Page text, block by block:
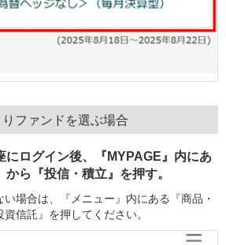
りファンドを選ぶ場合
にログイン後、『MYPAGE』内にあ
ら『投信・積立』を押す。
い場合は、『メニュー』内にある『商品・
信託』を押してください。